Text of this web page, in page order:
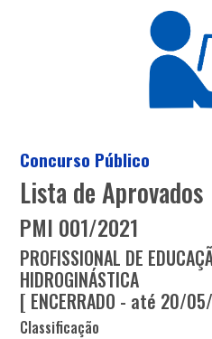
Concurso Público
Lista de Aprovados
PMI 001/2021
PROFISSIONAL DE
HIDROGINÁSTICA
[ ENCERRADO - até 20/
Classificação